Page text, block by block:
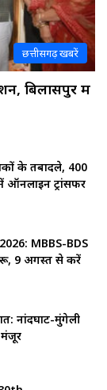
छत्तीसगढ़ खबरें
बिलासपुर में
के तबादले, 400
ऑनलाइन ट्रांसफर
MBBS-BDS
9 अगस्त से करें
नांदघाट-मुंगेली
मंजूर